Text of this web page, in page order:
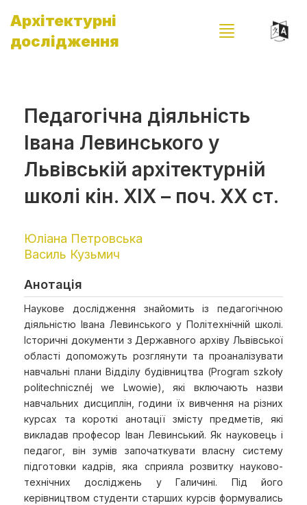
Архітектурні
дослідження
Педагогічна діяльність
Івана Левинського у
Львівській архітектурній
школі кін. XIX – поч. XX ст.
Юліана Петровська
Василь Кузьмич
Анотація
Наукове дослідження знайомить із педагогічною
діяльністю Івана Левинського у Політехнічній школі.
Історичні документи з Державного архіву Львівської
області допоможуть розглянути та проаналізувати
навчальні плани Відділу будівництва (Program szkoły
politechnicznéj we Lwowie), які включають назви
навчальних дисциплін, години їх вивчення на різних
курсах та короткі анотації змісту предметів, які
викладав професор Іван Левинський. Як науковець і
педагог, він зумів започаткувати власну систему
підготовки кадрів, яка сприяла розвитку науково-
технічних досліджень у Галичині. Під його
керівництвом студенти старших курсів формувались